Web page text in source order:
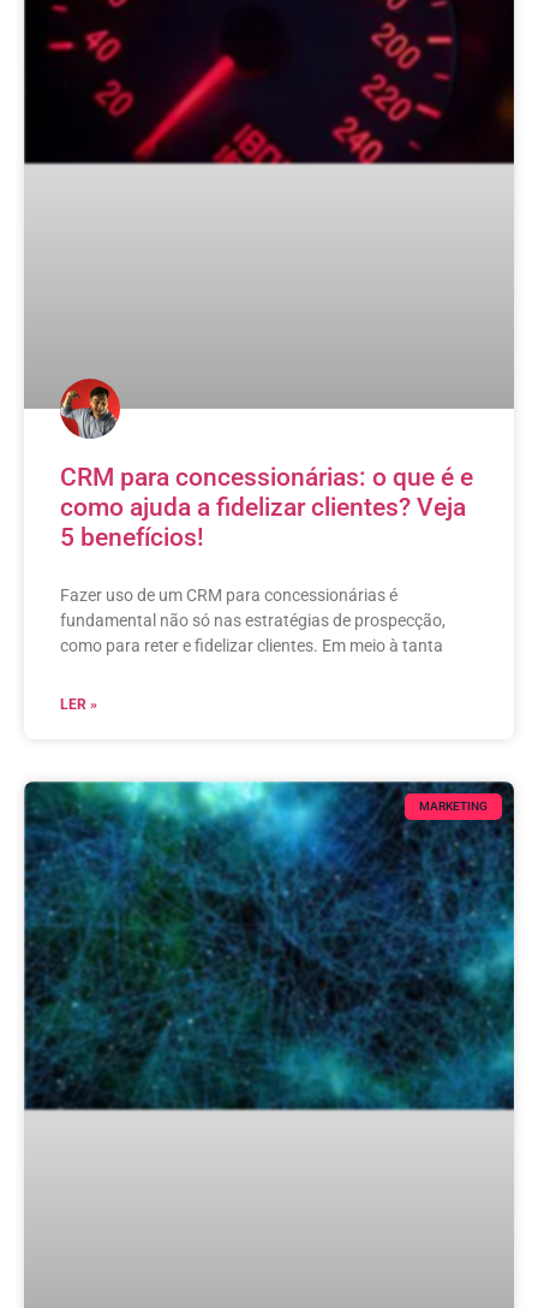
CRM para concessionárias: o que é e
como ajuda a fidelizar clientes? Veja
5 benefícios!
Fazer uso de um CRM para concessionárias é
fundamental não só nas estratégias de prospecção,
como para reter e fidelizar clientes. Em meio à tanta
LER »
MARKETING